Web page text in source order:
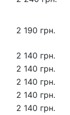
2 190 грн.
2 140 грн.
2 140 грн.
2 140 грн.
2 140 грн.
2 140 грн.